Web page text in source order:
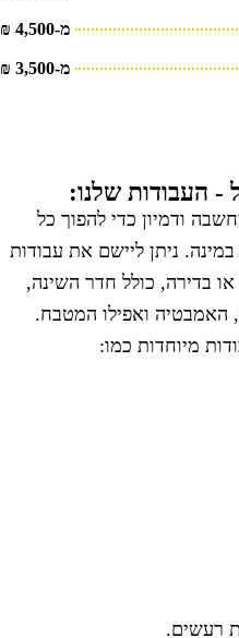
מ-4,500 ₪
מ-3,500 ₪
- העבודות שלנו:
ודמיון כדי להפוך כל
ניתן ליישם את עבודות
בדירה, כולל חדר השינה,
האמבטיה ואפילו המטבח.
מיוחדות כמו:
רעשים.